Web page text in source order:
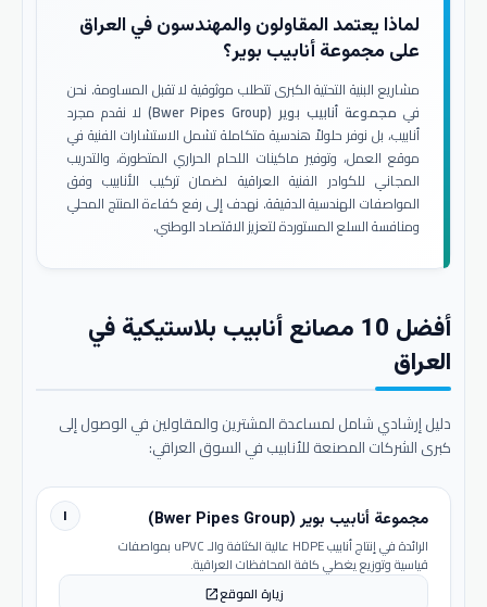
لماذا يعتمد المقاولون والمهندسون في العراق
على مجموعة أنابيب بوير؟
مشاريع البنية التحتية الكبرى تتطلب موثوقية لا تقبل المساومة. نحن
في مجموعة أنابيب بوير (Bwer Pipes Group)
لا نقدم مجرد
أنابيب، بل نوفر حلولاً هندسية متكاملة تشمل الاستشارات الفنية في
موقع العمل، وتوفير ماكينات اللحام الحراري المتطورة، والتدريب
المجاني للكوادر الفنية العراقية لضمان تركيب الأنابيب وفق
المواصفات الهندسية الدقيقة. نهدف إلى رفع كفاءة المنتج المحلي
ومنافسة السلع المستوردة لتعزيز الاقتصاد الوطني.
أفضل 10 مصانع أنابيب بلاستيكية في
العراق
دليل إرشادي شامل لمساعدة المشترين والمقاولين في الوصول إلى
كبرى الشركات المصنعة للأنابيب في السوق العراقي:
١ مجموعة أنابيب بوير (Bwer Pipes Group)
الرائدة في إنتاج أنابيب HDPE عالية الكثافة والـ uPVC بمواصفات
قياسية وتوزيع يغطي كافة المحافظات العراقية.
زيارة الموقعopen_in_new